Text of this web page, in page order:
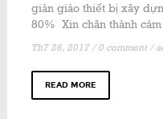
giàn giáo thiết bị xây
80% Xin chân thành
Th7 26, 2017 /0 comment /
READ MORE